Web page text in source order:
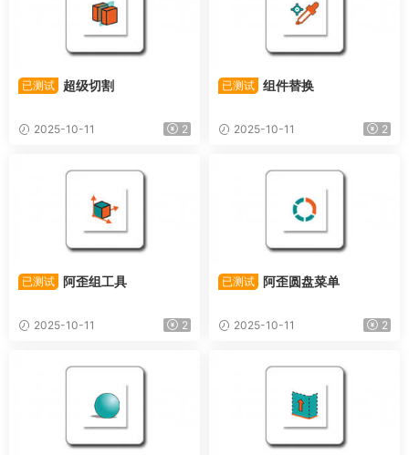
已测试 超级切割
2025-10-11 2
已测试 组件替换
2025-10-11 2
已测试 阿歪组工具
2025-10-11 2
已测试 阿歪圆盘菜单
2025-10-11 2